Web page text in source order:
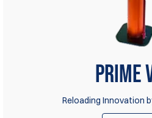
Prime
Reloading Innovation